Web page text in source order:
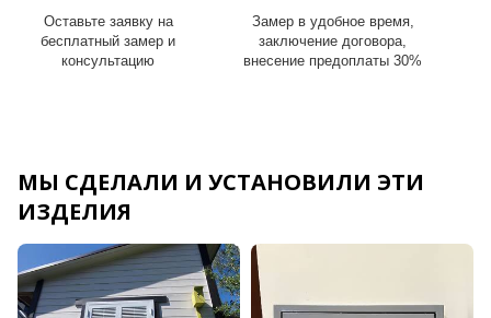
Оставьте заявку на
бесплатный замер и
консультацию
Замер в удобное время,
заключение договора,
внесение предоплаты 30%
МЫ СДЕЛАЛИ И УСТАНОВИЛИ ЭТИ
ИЗДЕЛИЯ